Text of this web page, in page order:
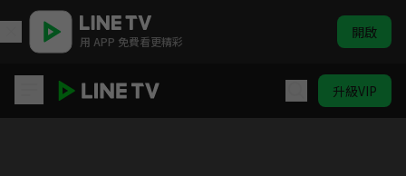
用 APP 免費看更精彩 開啟
升級VIP